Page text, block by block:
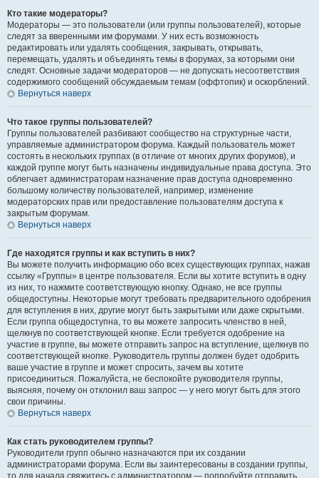
Кто такие модераторы?
Модераторы — это пользователи (или группы пользователей), которые
следят за вверенными им форумами. У них есть возможность
редактировать или удалять сообщения, закрывать, открывать,
перемещать, удалять и объединять темы в форумах, за которыми они
следят. Основные задачи модераторов — не допускать несоответствия
содержимого сообщений обсуждаемым темам (оффтопик) и оскорблений.
Вернуться наверх
Что такое группы пользователей?
Группы пользователей разбивают сообщество на структурные части,
управляемые администратором форума. Каждый пользователь может
состоять в нескольких группах (в отличие от многих других форумов), и
каждой группе могут быть назначены индивидуальные права доступа. Это
облегчает администраторам назначение прав доступа одновременно
большому количеству пользователей, например, изменение
модераторских прав или предоставление пользователям доступа к
закрытым форумам.
Вернуться наверх
Где находятся группы и как вступить в них?
Вы можете получить информацию обо всех существующих группах, нажав
ссылку «Группы» в центре пользователя. Если вы хотите вступить в одну
из них, то нажмите соответствующую кнопку. Однако, не все группы
общедоступны. Некоторые могут требовать предварительного одобрения
для вступления в них, другие могут быть закрытыми или даже скрытыми.
Если группа общедоступна, то вы можете запросить членство в ней,
щелкнув по соответствующей кнопке. Если требуется одобрение на
участие в группе, вы можете отправить запрос на вступление, щелкнув по
соответствующей кнопке. Руководитель группы должен будет одобрить
ваше участие в группе и может спросить, зачем вы хотите
присоединиться. Пожалуйста, не беспокойте руководителя группы,
выясняя, почему он отклонил ваш запрос — у него могут быть для этого
свои причины.
Вернуться наверх
Как стать руководителем группы?
Руководители групп обычно назначаются при их создании
администраторами форума. Если вы заинтересованы в создании группы,
то для начала свяжитесь с администратором — попробуйте отправить